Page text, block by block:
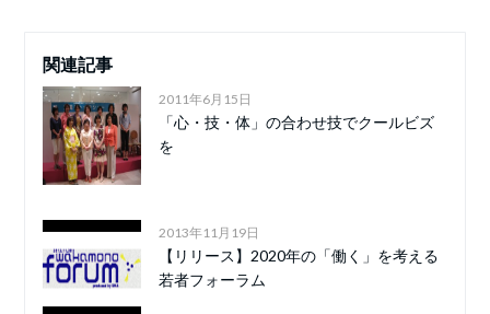
関連記事
2011年6月15日
「心・技・体」の合わせ技でクールビズ
を
2013年11月19日
【リリース】2020年の「働く」を考える
若者フォーラム